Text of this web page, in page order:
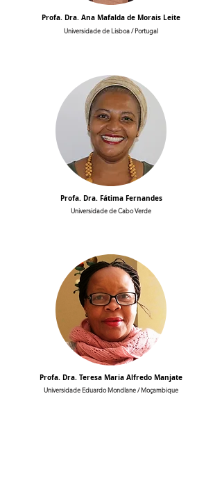
Profa. Dra. Ana Mafalda de Morais Leite
Universidade de Lisboa / Portugal
Profa. Dra. Fátima Fernandes
Universidade de Cabo Verde
Profa. Dra. Teresa Maria Alfredo Manjate
Universidade Eduardo Mondlane / Moçambique